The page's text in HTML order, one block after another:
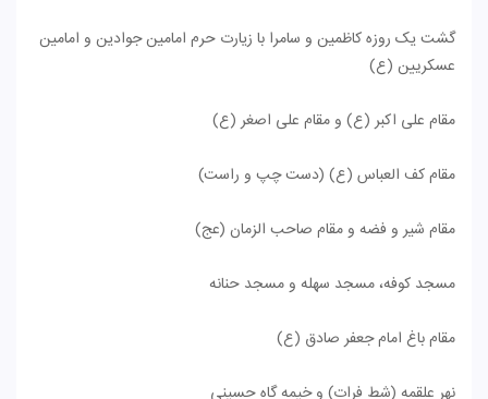
گشت یک روزه کاظمین و سامرا با زیارت حرم امامین جوادین و امامین
عسکریین (ع)
مقام علی اکبر (ع) و مقام علی اصغر (ع)
مقام کف العباس (ع) (دست چپ و راست)
مقام شیر و فضه و مقام صاحب الزمان (عج)
مسجد کوفه، مسجد سهله و مسجد حنانه
مقام باغ امام جعفر صادق (ع)
نهر علقمه (شط فرات) و خیمه گاه حسینی